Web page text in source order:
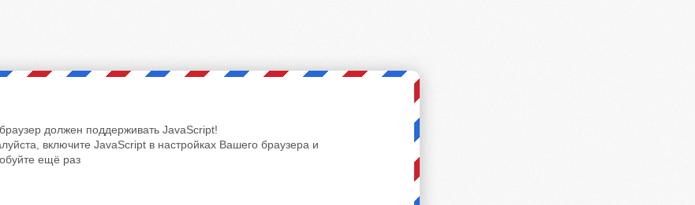
должен поддерживать JavaScript!
включите JavaScript в настройках Вашего браузера и
ещё раз